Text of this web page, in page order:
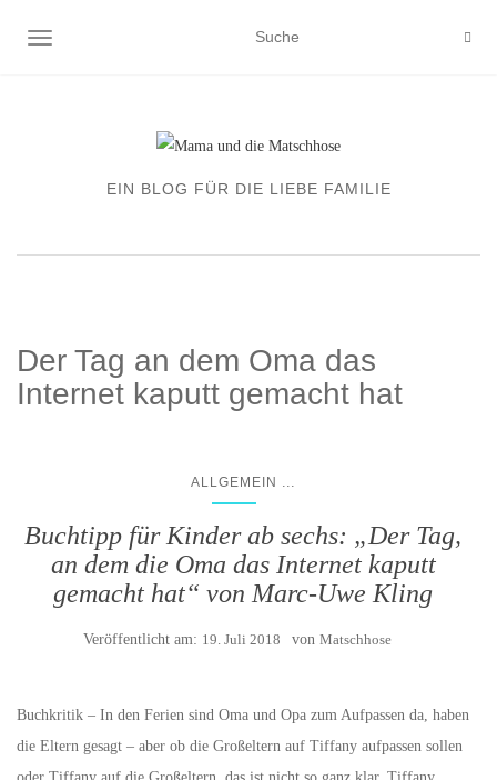
NAVIGATION EIN-/AUSSCHALTEN
EIN BLOG FÜR DIE LIEBE FAMILIE
Der Tag an dem Oma das
Internet kaputt gemacht hat
ALLGEMEIN
Buchtipp für Kinder ab sechs: „Der Tag,
an dem die Oma das Internet kaputt
gemacht hat“ von Marc-Uwe Kling
Veröffentlicht am: 19. Juli 2018 von Matschhose
Buchkritik – In den Ferien sind Oma und Opa zum Aufpassen da, haben
die Eltern gesagt – aber ob die Großeltern auf Tiffany aufpassen sollen